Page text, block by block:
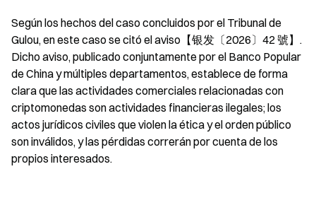
Según los hechos del caso concluidos por el Tribunal de
Gulou, en este caso se citó el aviso【银发〔2026〕42 號】.
Dicho aviso, publicado conjuntamente por el Banco Popular
de China y múltiples departamentos, establece de forma
clara que las actividades comerciales relacionadas con
criptomonedas son actividades financieras ilegales; los
actos jurídicos civiles que violen la ética y el orden público
son inválidos, y las pérdidas correrán por cuenta de los
propios interesados.